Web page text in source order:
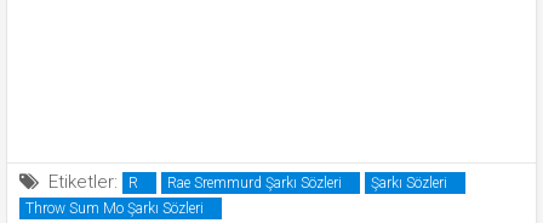
Etiketler: R Rae Sremmurd Şarkı Sözleri
Şarkı Sözleri
Throw Sum Mo Şarkı Sözleri